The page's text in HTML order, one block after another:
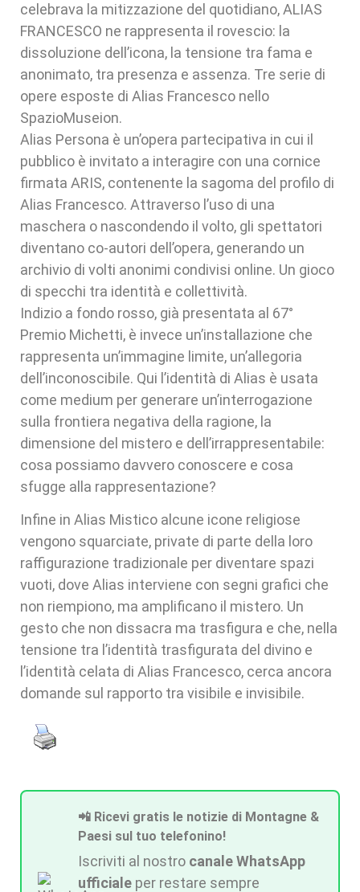
celebrava la mitizzazione del quotidiano, ALIAS
FRANCESCO ne rappresenta il rovescio: la
dissoluzione dell’icona, la tensione tra fama e
anonimato, tra presenza e assenza. Tre serie di
opere esposte di Alias Francesco nello
SpazioMuseion.
Alias Persona è un’opera partecipativa in cui il
pubblico è invitato a interagire con una cornice
firmata ARIS, contenente la sagoma del profilo di
Alias Francesco. Attraverso l’uso di una
maschera o nascondendo il volto, gli spettatori
diventano co-autori dell’opera, generando un
archivio di volti anonimi condivisi online. Un gioco
di specchi tra identità e collettività.
Indizio a fondo rosso, già presentata al 67°
Premio Michetti, è invece un’installazione che
rappresenta un’immagine limite, un’allegoria
dell’inconoscibile. Qui l’identità di Alias è usata
come medium per generare un’interrogazione
sulla frontiera negativa della ragione, la
dimensione del mistero e dell’irrappresentabile:
cosa possiamo davvero conoscere e cosa
sfugge alla rappresentazione?
Infine in Alias Mistico alcune icone religiose
vengono squarciate, private di parte della loro
raffigurazione tradizionale per diventare spazi
vuoti, dove Alias interviene con segni grafici che
non riempiono, ma amplificano il mistero. Un
gesto che non dissacra ma trasfigura e che, nella
tensione tra l’identità trasfigurata del divino e
l’identità celata di Alias Francesco, cerca ancora
domande sul rapporto tra visibile e invisibile.
📲 Ricevi gratis le notizie di Montagne &
Paesi sul tuo telefonino!
Iscriviti al nostro canale WhatsApp
ufficiale per restare sempre